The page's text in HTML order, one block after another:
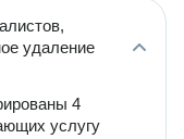
удаление
4
услугу